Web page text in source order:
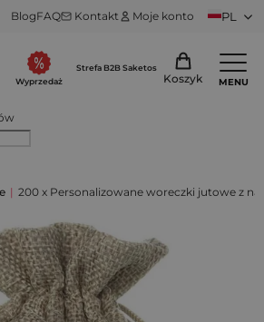
BlogFAQ Kontakt Moje konto PL
Wyprzedaż
Strefa B2B Saketos
Koszyk MENU
| 200 x Personalizowane woreczki jutowe z